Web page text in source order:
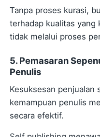
Tanpa proses kurasi,
terhadap kualitas yang
tidak melalui proses
5. Pemasaran
Penulis
Kesuksesan penjualan
kemampuan penulis
secara efektif.